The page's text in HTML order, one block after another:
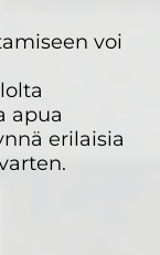
voi
apua
erilaisia